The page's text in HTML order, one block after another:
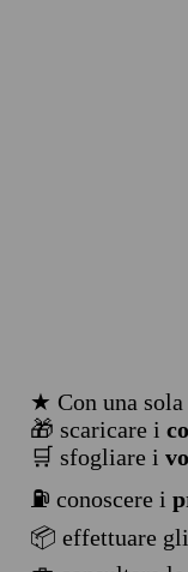
★ Con una
🎁 scaricare i
🛒 sfogliare i
⛽ conoscere i
📦 effettuare gli